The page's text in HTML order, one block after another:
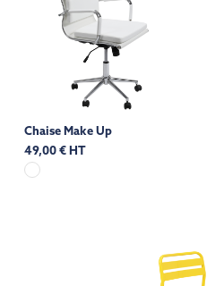
Chaise Make Up
49,00 € HT